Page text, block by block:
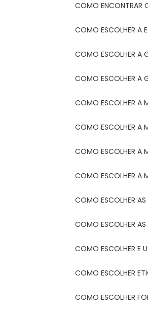
COMO ENCONTRAR
COMO ESCOLHER A
COMO ESCOLHER A
COMO ESCOLHER A
COMO ESCOLHER A
COMO ESCOLHER A
COMO ESCOLHER A
COMO ESCOLHER A
COMO ESCOLHER
COMO ESCOLHER
COMO ESCOLHER E
COMO ESCOLHER
COMO ESCOLHER